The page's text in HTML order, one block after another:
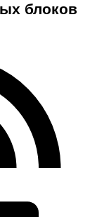
блоков